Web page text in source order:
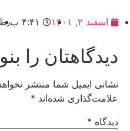
اسفند ۲, ۱۴۰۱ ۴:۴۱ ب٫ظ
دیدگاهتان را
نشانی ایمیل شما منتشر
علامت‌گذاری شده‌اند *
دیدگاه *